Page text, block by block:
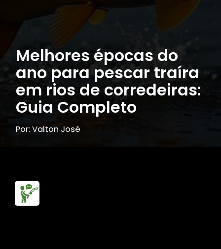
Melhores épocas do
ano para pescar traíra
em rios de corredeiras:
Guia Completo
Por: Valton José